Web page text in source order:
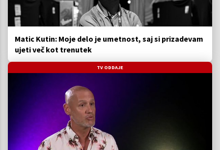
Matic Kutin: Moje delo je umetnost, saj si prizadevam
ujeti več kot trenutek
TV ODDAJE